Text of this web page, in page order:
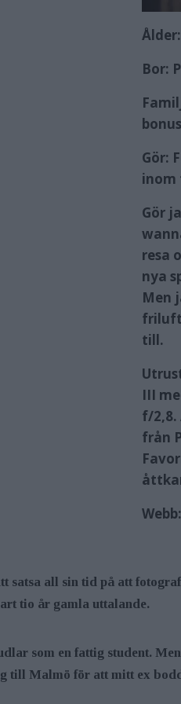
Ålder:
Bor:
Gör:
inom
Gör
resa
nya
Men
till.
III
f/2,8.
från
Webb:
all sin tid på att
tio år gamla uttalande.
som en fattig student.
till Malmö för att mitt ex